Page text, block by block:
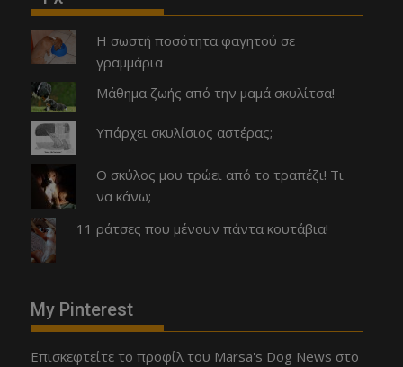
Η σωστή ποσότητα φαγητού σε
γραμμάρια
Μάθημα ζωής από την μαμά σκυλίτσα!
Υπάρχει σκυλίσιος αστέρας;
Ο σκύλος μου τρώει από το τραπέζι! Τι
να κάνω;
11 ράτσες που μένουν πάντα κουτάβια!
My Pinterest
Επισκεφτείτε το προφίλ του Marsa's Dog News στο